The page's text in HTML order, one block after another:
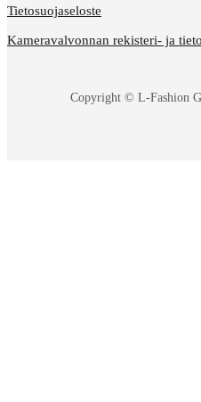
Copyright © L-Fashion
Tietosuojaseloste
Kameravalvonnan rekisteri- ja